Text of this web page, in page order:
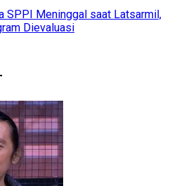
SPPI Meninggal saat Latsarmil,
Dievaluasi